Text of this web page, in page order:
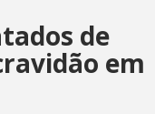
de
em